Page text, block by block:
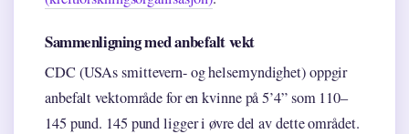
Sammenligning med anbefalt vekt
CDC (USAs smittevern- og helsemyndighet) oppgir
anbefalt vektområde for en kvinne på 5’4” som 110–
145 pund. 145 pund ligger i øvre del av dette området.